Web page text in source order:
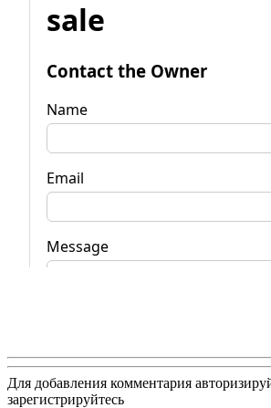
Для добавления комментария
зарегистрируйтесь